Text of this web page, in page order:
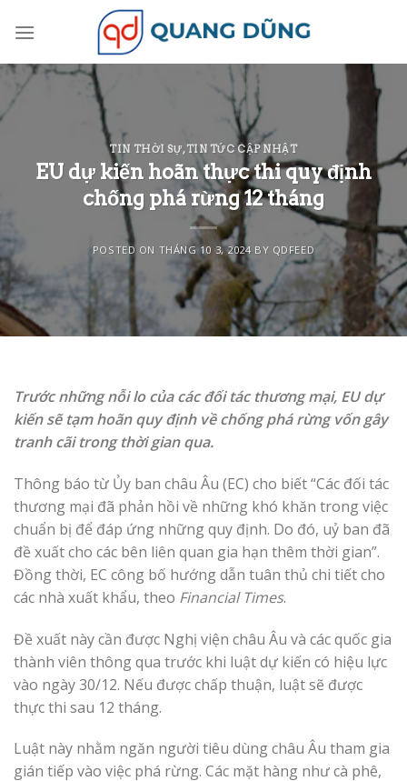
TIN THỜI SỰ,TIN TỨC CẬP NHẬT
EU dự kiến hoãn thực thi quy định
chống phá rừng 12 tháng
POSTED ON THÁNG 10 3, 2024BY QDFEED
Trước những nỗi lo của các đối tác thương mại, EU dự
kiến sẽ tạm hoãn quy định về chống phá rừng vốn gây
tranh cãi trong thời gian qua.
Thông báo từ Ủy ban châu Âu (EC) cho biết “Các đối tác
thương mại đã phản hồi về những khó khăn trong việc
chuẩn bị để đáp ứng những quy định. Do đó, uỷ ban đã
đề xuất cho các bên liên quan gia hạn thêm thời gian”.
Đồng thời, EC công bố hướng dẫn tuân thủ chi tiết cho
các nhà xuất khẩu, theo Financial Times.
Đề xuất này cần được Nghị viện châu Âu và các quốc gia
thành viên thông qua trước khi luật dự kiến có hiệu lực
vào ngày 30/12. Nếu được chấp thuận, luật sẽ được
thực thi sau 12 tháng.
Luật này nhằm ngăn người tiêu dùng châu Âu tham gia
gián tiếp vào việc phá rừng. Các mặt hàng như cà phê,